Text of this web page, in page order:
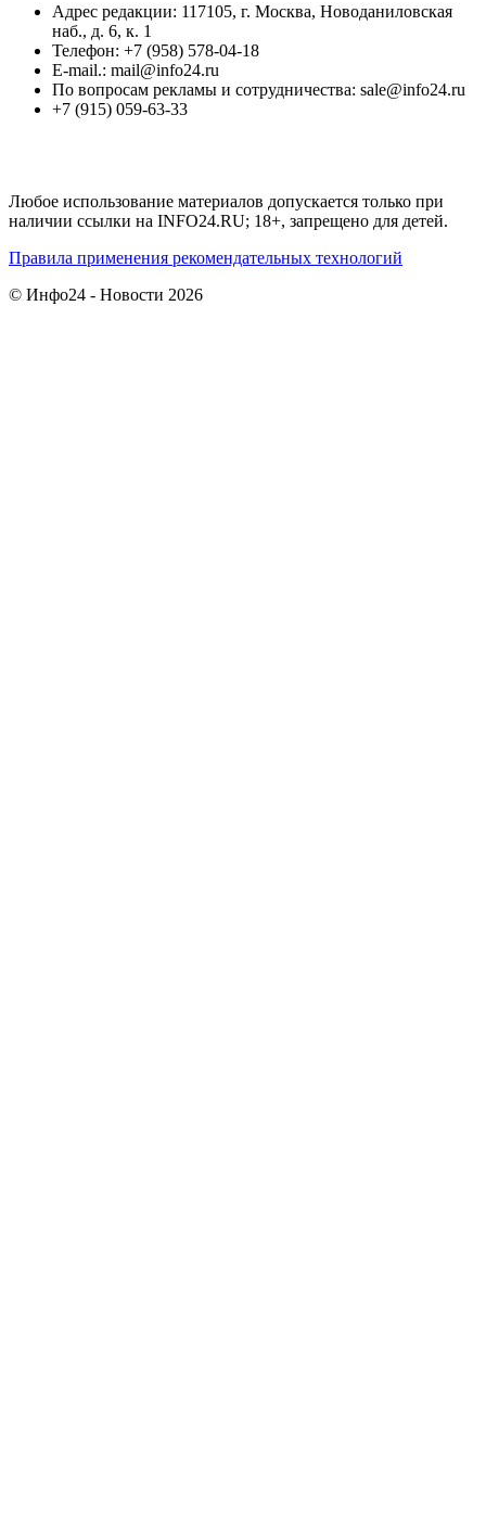
Адрес редакции: 117105, г. Москва, Новоданиловская
наб., д. 6, к. 1
Телефон: +7 (958) 578-04-18
E-mail.: mail@info24.ru
По вопросам рекламы и сотрудничества: sale@info24.ru
+7 (915) 059-63-33
Любое использование материалов допускается только при
наличии ссылки на INFO24.RU; 18+, запрещено для детей.
Правила применения рекомендательных технологий
© Инфо24 - Новости 2026